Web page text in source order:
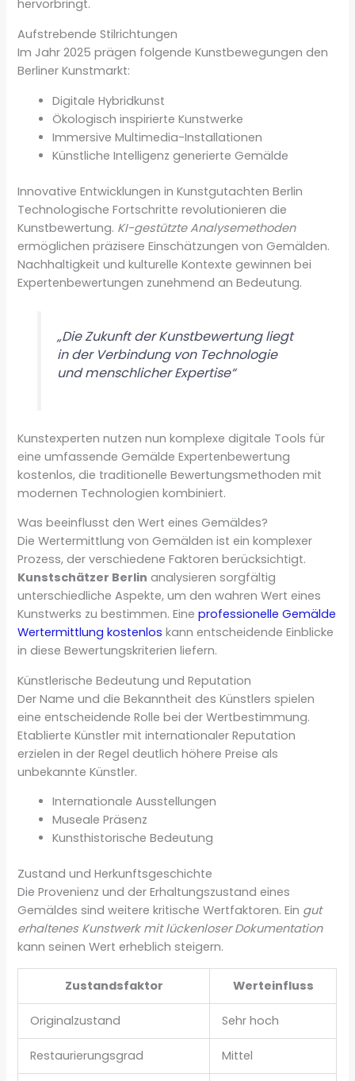
hervorbringt.
Aufstrebende Stilrichtungen
Im Jahr 2025 prägen folgende Kunstbewegungen den
Berliner Kunstmarkt:
Digitale Hybridkunst
Ökologisch inspirierte Kunstwerke
Immersive Multimedia-Installationen
Künstliche Intelligenz generierte Gemälde
Innovative Entwicklungen in Kunstgutachten Berlin
Technologische Fortschritte revolutionieren die
Kunstbewertung. KI-gestützte Analysemethoden
ermöglichen präzisere Einschätzungen von Gemälden.
Nachhaltigkeit und kulturelle Kontexte gewinnen bei
Expertenbewertungen zunehmend an Bedeutung.
„Die Zukunft der Kunstbewertung liegt
in der Verbindung von Technologie
und menschlicher Expertise“
Kunstexperten nutzen nun komplexe digitale Tools für
eine umfassende Gemälde Expertenbewertung
kostenlos, die traditionelle Bewertungsmethoden mit
modernen Technologien kombiniert.
Was beeinflusst den Wert eines Gemäldes?
Die Wertermittlung von Gemälden ist ein komplexer
Prozess, der verschiedene Faktoren berücksichtigt.
Kunstschätzer Berlin analysieren sorgfältig
unterschiedliche Aspekte, um den wahren Wert eines
Kunstwerks zu bestimmen. Eineprofessionelle Gemälde
Wertermittlung kostenlos kann entscheidende Einblicke
in diese Bewertungskriterien liefern.
Künstlerische Bedeutung und Reputation
Der Name und die Bekanntheit des Künstlers spielen
eine entscheidende Rolle bei der Wertbestimmung.
Etablierte Künstler mit internationaler Reputation
erzielen in der Regel deutlich höhere Preise als
unbekannte Künstler.
Internationale Ausstellungen
Museale Präsenz
Kunsthistorische Bedeutung
Zustand und Herkunftsgeschichte
Die Provenienz und der Erhaltungszustand eines
Gemäldes sind weitere kritische Wertfaktoren. Ein gut
erhaltenes Kunstwerk mit lückenloser Dokumentation
kann seinen Wert erheblich steigern.
Zustandsfaktor Werteinfluss
Originalzustand Sehr hoch
Restaurierungsgrad Mittel